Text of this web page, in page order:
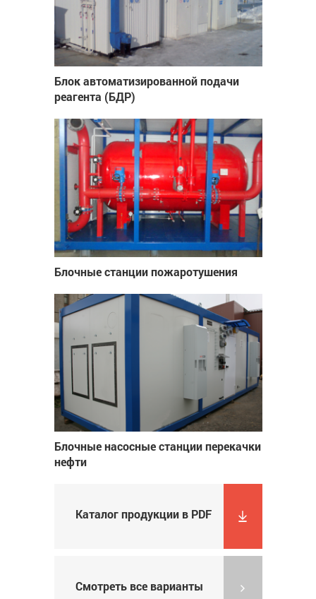
Блок автоматизированной подачи
реагента (БДР)
Блочные станции пожаротушения
Блочные насосные станции перекачки
нефти
Каталог продукции в PDF
Смотреть все варианты